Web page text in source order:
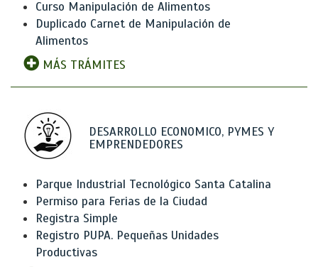
Curso Manipulación de Alimentos
Duplicado Carnet de Manipulación de
Alimentos
MÁS TRÁMITES
DESARROLLO ECONOMICO, PYMES Y
EMPRENDEDORES
Parque Industrial Tecnológico Santa Catalina
Permiso para Ferias de la Ciudad
Registra Simple
Registro PUPA. Pequeñas Unidades
Productivas